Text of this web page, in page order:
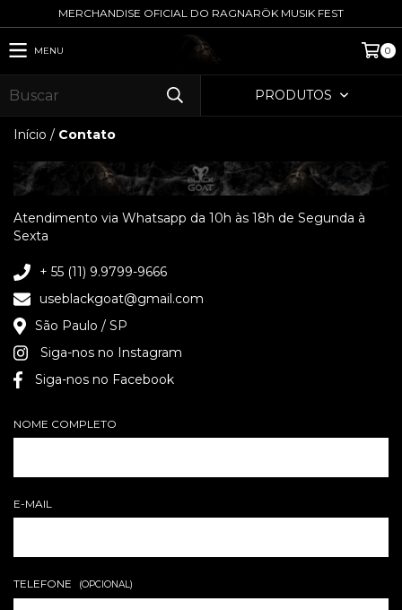
MERCHANDISE OFICIAL DO RAGNARÖK MUSIK FEST
MENU 0
PRODUTOS
Início / Contato
Atendimento via Whatsapp da 10h às 18h de Segunda à
Sexta
+ 55 (11) 9.9799-9666
useblackgoat@gmail.com
São Paulo / SP
Siga-nos no Instagram
Siga-nos no Facebook
NOME COMPLETO
E-MAIL
TELEFONE (OPCIONAL)